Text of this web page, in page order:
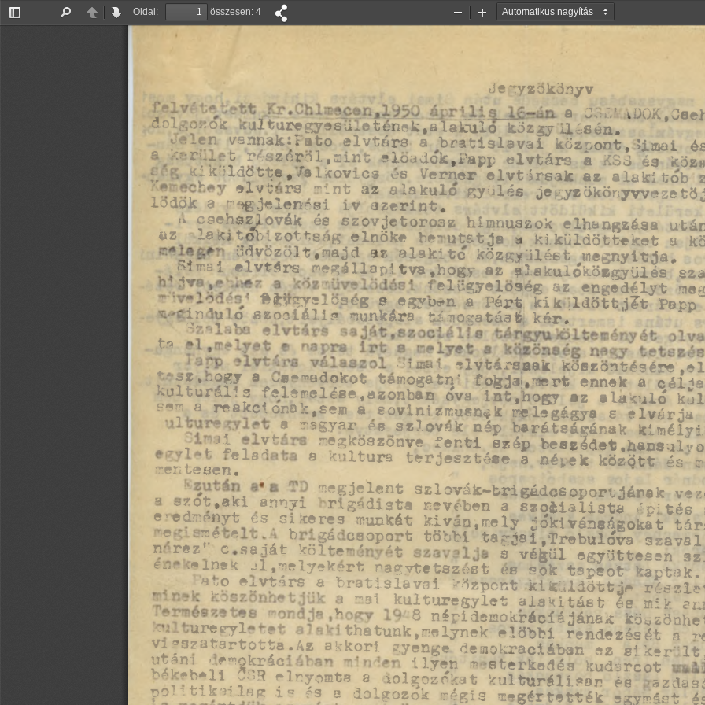
Oldalsáv
KeresésElőzőTovább
Oldal:
összesen: 4
KicsinyítésNagyítás
a  0.:,;,'  ^ O K ,O e
dol^^^ox ^ulturegyesu^etenek,alakuló közgyűlésén.
.  ^ -e r,  vannak:!ato  e lv tá rs   a  b r a t is la v a i  központ,  lim ai
'*'''r'r^;;6_r^'Zer9l,,aint  eíoadok.Rapp  e lv tá rs   a  KSá  és
^    ^¿k^loot^e* tfa-novics  es  Verner  e lv tá rs a k   az  a la k i tob
3lY'*^rs  "}nt az alakuló xy^lés
lődök a
r^jelenesi  rv szerint.
" csehszlovák és szovjetoro3E himnuszok elhangzása
33  laxjtohízottSHg elnök* be-utatja a kiküldötteket a
üdvözölt,majd az alakító közgyűlést Megnyitja.
.^r?i elvtárs meg-Hlapitva,hogy az plakulóközgyülés
?*lugyeloaeg^az engedélyt
T     ^&3r$ys^.o&eg 9 egyo*n a Pért kik ¡ldöttj?t
^  V f szociális munkára  téno^atást, kér.
ta
Jegyzőkönyv
+       .      ,      .iiHitii, -iv^arsaaK
^ 2 *-ogy  a  „g*-"adokot  tamogatn'.  fo^ja;,mert  ennek  a
kulturális  felemelése,azonban  óva  int,hogy  az  alakuló
se^  a  reakciónak,sem  a  sovinizmusnak  nel^ágya  s  elvárja  r
*-*  magyar _P8 jBzlovak  nép  barátságának
.-,i +.**í i ^ megköszönve fenti szép
rentesenl'*     ^  ^''Itura  terjesztése a né;ek között és
^               fsegjelent szlovák-brigádcsoportjárak
^Kot,aki annyi  rigadista nevcben a szocialista  építés
e-edarRnyt es sikeres munkát kivan,mely jókívánságokat
n*re7^^c*qMát^kö^*°^°^?+t többi tagjai,Trebulóva
1                       s véáül együttesen
f-,.. ,^in?k jl,^ely*kert nagvtetszest es sok tapsot kaptak.
.  s^° e^vtnrs a  b r a t is la v a i
központ kiküldöttj*
t! "3i  kulturegylet alakítást és mik
S .iri3.<okr*.Íáj&Mt
-    u re p yl   - -         thatunk,m elynek  e lő b b i rendezését a
visszatartott*.A. akkori  py.ng, d.nskraciíbsn sz
X t r L i r X ^ i                          t l y y   - st'rk.áés tM á srct
h M . r ' B  ^Inyoata a  lolgozogat kulturálisan és
1